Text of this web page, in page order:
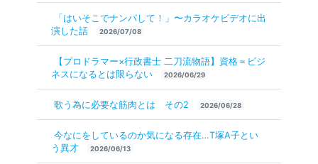
「はいそこでナンパして！」〜カラオケビデオに出
演した話
2026/07/08
【プロドラマー×行政書士 二刀流物語】資格＝ビジ
ネスになるとは限らない
2026/06/29
歌う為に必要な筋肉とは その2 2026/06/28
今なにをしているのか気になる存在…T塚A子とい
う異才
2026/06/13